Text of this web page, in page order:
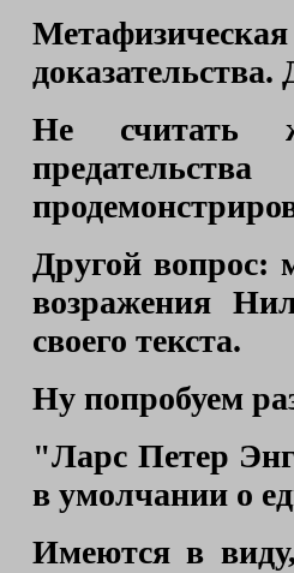
доказательства.
Не считать
Другой вопрос:
возражения
своего текста.
Ну попробуем
"Ларс Петер
в умолчании о
Имеются в